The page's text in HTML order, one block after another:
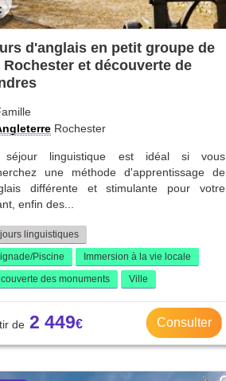
d'anglais en petit groupe de
Rochester et découverte de
Rochester
séjour linguistique est idéal si vous
une méthode d'apprentissage de
différente et stimulante pour votre
enfin des...
linguistiques
Piscine
Immersion à la vie locale
des monuments
Ville
2 449 Consulter